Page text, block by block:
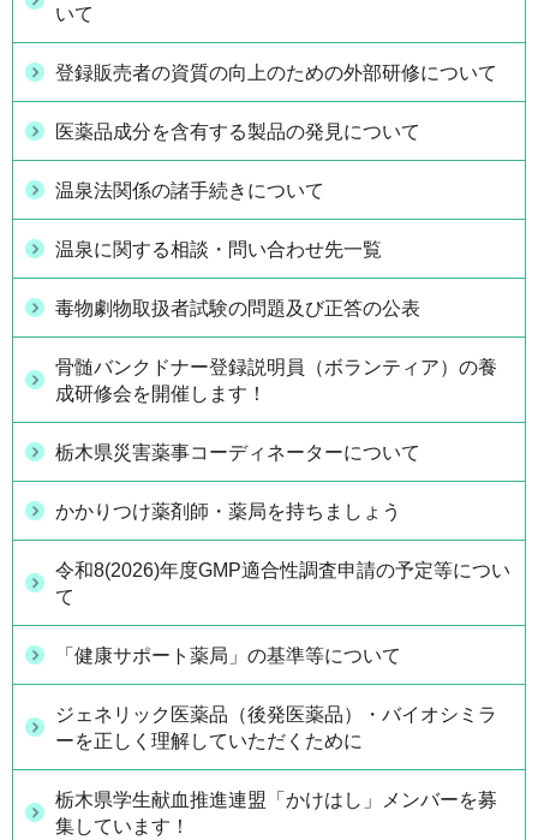
いて
登録販売者の資質の向上のための外部研修について
医薬品成分を含有する製品の発見について
温泉法関係の諸手続きについて
温泉に関する相談・問い合わせ先一覧
毒物劇物取扱者試験の問題及び正答の公表
骨髄バンクドナー登録説明員（ボランティア）の養
成研修会を開催します！
栃木県災害薬事コーディネーターについて
かかりつけ薬剤師・薬局を持ちましょう
令和8(2026)年度GMP適合性調査申請の予定等につい
て
「健康サポート薬局」の基準等について
ジェネリック医薬品（後発医薬品）・バイオシミラ
ーを正しく理解していただくために
栃木県学生献血推進連盟「かけはし」メンバーを募
集しています！